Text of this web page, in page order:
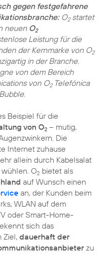
gegen festgefahrene
O2startet
neuen O2
Leistung für die
der Kernmarke von O2
in der Branche.
von dem Bereich
von O2Telefónica
Beispiel für die
von O2 – mutig,
Die
Internet zuhause
allein durch Kabelsalat
O2 bietet als
auf Wunsch einen
an, der Kunden beim
WLAN auf dem
oder Smart-Home-
sich das
Ziel, dauerhaft der
zu